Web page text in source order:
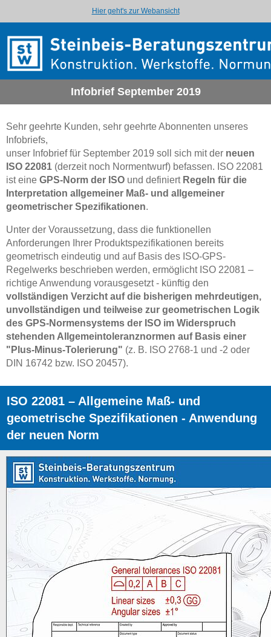
Hier geht's zur Webansicht
Infobrief September 2019
Sehr geehrte Kunden, sehr geehrte Abonnenten unseres
Infobriefs,
unser Infobrief für September 2019 soll sich mit der neuen
ISO 22081 (derzeit noch Normentwurf) befassen. ISO 22081
ist eine GPS-Norm der ISO und definiert Regeln für die
Interpretation allgemeiner Maß- und allgemeiner
geometrischer Spezifikationen.
Unter der Voraussetzung, dass die funktionellen
Anforderungen Ihrer Produktspezifikationen bereits
geometrisch eindeutig und auf Basis des ISO-GPS-
Regelwerks beschrieben werden, ermöglicht ISO 22081 –
richtige Anwendung vorausgesetzt - künftig den
vollständigen Verzicht auf die bisherigen mehrdeutigen,
unvollständigen und teilweise zur geometrischen Logik
des GPS-Normensystems der ISO im Widerspruch
stehenden Allgemeintoleranznormen auf Basis einer
"Plus-Minus-Tolerie­rung" (z. B. ISO 2768-1 und -2 oder
DIN 16742 bzw. ISO 20457).
ISO 22081 – Allgemeine Maß- und
geometrische Spezifikationen - Anwendung
der neuen Norm